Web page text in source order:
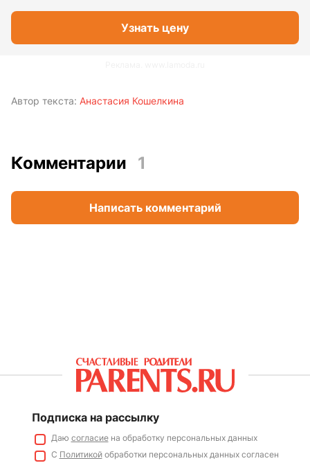
Узнать цену
Автор текста: Анастасия Кошелкина
Комментарии 1
Написать комментарий
Подписка на рассылку
Даю согласиена обработку персональных данных
С Политикойобработки персональных данных согласен